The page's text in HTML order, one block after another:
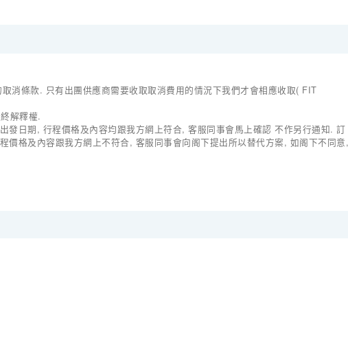
消條款. 只有出團供應商需要收取取消費用的情況下我們才會相應收取( FIT
解釋權.
發日期, 行程價格及內容均跟我方網上符合, 客服同事會馬上確認 不作另行通知. 訂
價格及內容跟我方網上不符合, 客服同事會向阁下提出所以替代方案, 如阁下不同意,